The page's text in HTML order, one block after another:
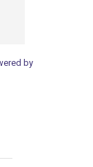
by